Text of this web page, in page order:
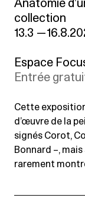
Anatomie
collection
13.3 —
Espace
Entrée
Cette
d’œuvre de la
signés Corot,
Bonnard –,
rarement